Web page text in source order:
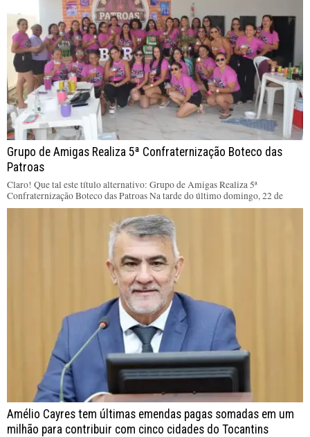
Grupo de Amigas Realiza 5ª Confraternização Boteco das
Patroas
Claro! Que tal este título alternativo: Grupo de Amigas Realiza 5ª
Confraternização Boteco das Patroas Na tarde do último domingo, 22 de
Amélio Cayres tem últimas emendas pagas somadas em um
milhão para contribuir com cinco cidades do Tocantins